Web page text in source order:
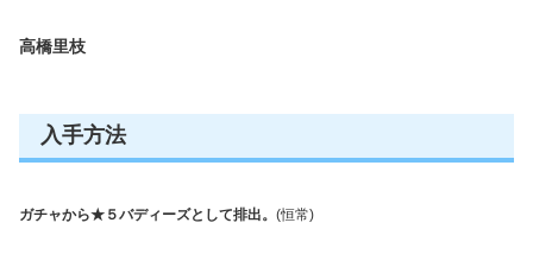
高橋里枝
入手方法
ガチャから★５バディーズとして排出。 (恒常)